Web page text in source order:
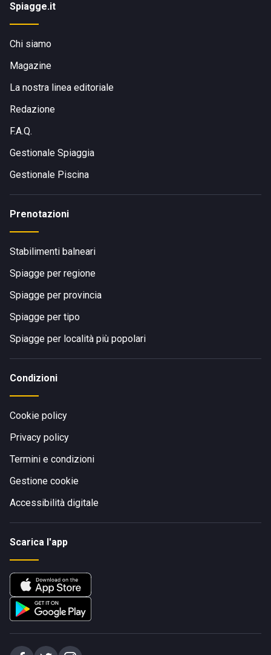
Spiagge.it
Chi siamo
Magazine
La nostra linea editoriale
Redazione
F.A.Q.
Gestionale Spiaggia
Gestionale Piscina
Prenotazioni
Stabilimenti balneari
Spiagge per regione
Spiagge per provincia
Spiagge per tipo
Spiagge per località più popolari
Condizioni
Cookie policy
Privacy policy
Termini e condizioni
Gestione cookie
Accessibilità digitale
Scarica l'app